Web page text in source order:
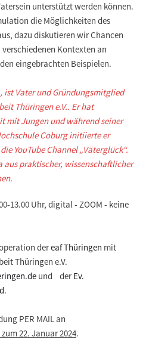
unterstützt werden können.
die Möglichkeiten des
dazu diskutieren wir Chancen
Kontexten an
eingebrachten Beispielen.
ist Vater und Gründungsmitglied
Thüringen e.V.. Er hat
mit Jungen und während seiner
Coburg initiierte er
YouTube Channel „Väterglück“.
aus praktischer, wissenschaftlicher
13.00 Uhr, digital - ZOOM - keine
dereaf Thüringen mit
Thüringen e.V.
und derEv.
.
PER MAIL an
zum 22. Januar 2024.